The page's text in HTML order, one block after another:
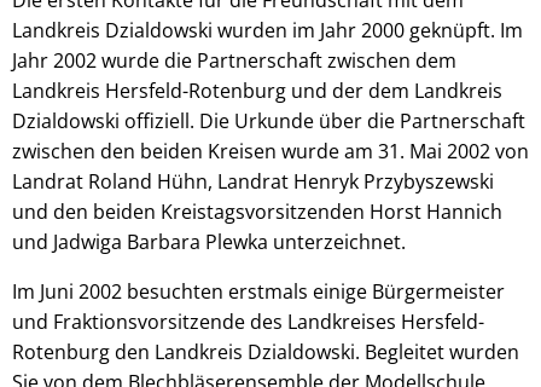
Landkreis Dzialdowski wurden im Jahr 2000 geknüpft. Im
Jahr 2002 wurde die Partnerschaft zwischen dem
Landkreis Hersfeld-Rotenburg und der dem Landkreis
Dzialdowski offiziell. Die Urkunde über die Partnerschaft
zwischen den beiden Kreisen wurde am 31. Mai 2002 von
Landrat Roland Hühn, Landrat Henryk Przybyszewski
und den beiden Kreistagsvorsitzenden Horst Hannich
und Jadwiga Barbara Plewka unterzeichnet.
Im Juni 2002 besuchten erstmals einige Bürgermeister
und Fraktionsvorsitzende des Landkreises Hersfeld-
Rotenburg den Landkreis Dzialdowski. Begleitet wurden